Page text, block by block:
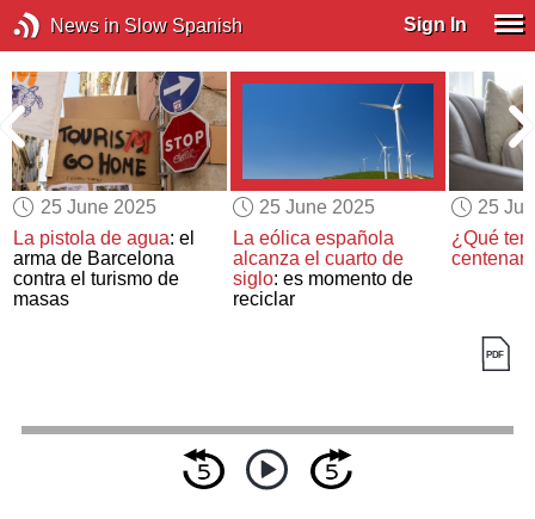
News in Slow Spanish Sign In
25 June 2025
La pistola de agua: el
arma de Barcelona
contra el turismo de
masas
25 June 2025
La eólica española
alcanza el cuarto de
siglo: es momento de
reciclar
25
¿Qué